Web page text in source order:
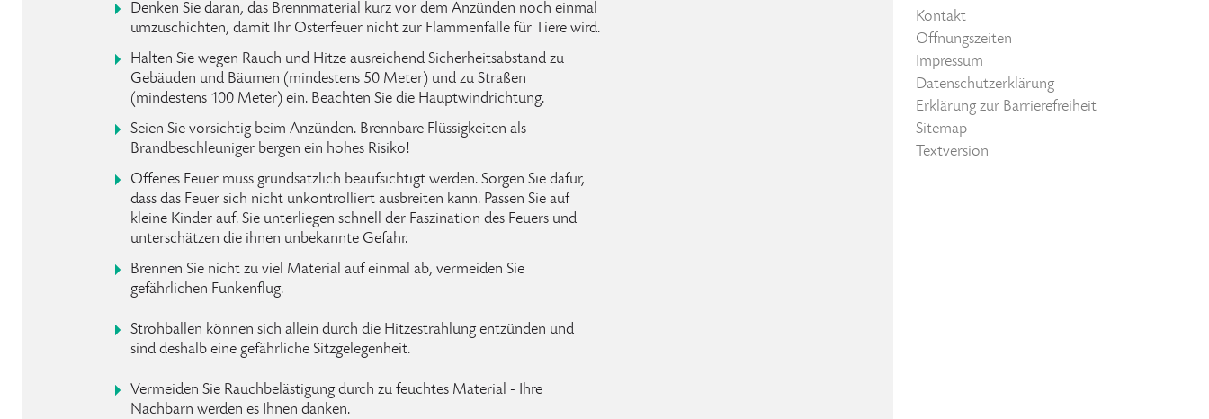
Denken Sie daran, das Brennmaterial kurz vor dem Anzünden noch einmal
umzuschichten, damit Ihr Osterfeuer nicht zur Flammenfalle für Tiere wird.
Halten Sie wegen Rauch und Hitze ausreichend Sicherheitsabstand zu
Gebäuden und Bäumen (mindestens 50 Meter) und zu Straßen
(mindestens 100 Meter) ein. Beachten Sie die Hauptwindrichtung.
Seien Sie vorsichtig beim Anzünden. Brennbare Flüssigkeiten als
Brandbeschleuniger bergen ein hohes Risiko!
Offenes Feuer muss grundsätzlich beaufsichtigt werden. Sorgen Sie dafür,
dass das Feuer sich nicht unkontrolliert ausbreiten kann. Passen Sie auf
kleine Kinder auf. Sie unterliegen schnell der Faszination des Feuers und
unterschätzen die ihnen unbekannte Gefahr.
Brennen Sie nicht zu viel Material auf einmal ab, vermeiden Sie
gefährlichen Funkenflug.
Strohballen können sich allein durch die Hitzestrahlung entzünden und
sind deshalb eine gefährliche Sitzgelegenheit.
Vermeiden Sie Rauchbelästigung durch zu feuchtes Material - Ihre
Nachbarn werden es Ihnen danken.
Kontakt
Öffnungszeiten
Impressum
Datenschutzerklärung
Erklärung zur Barrierefreiheit
Sitemap
Textversion